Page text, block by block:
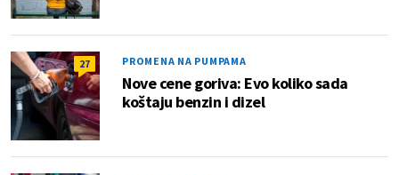
27 PROMENA NA PUMPAMA
Nove cene goriva: Evo koliko sada
koštaju benzin i dizel